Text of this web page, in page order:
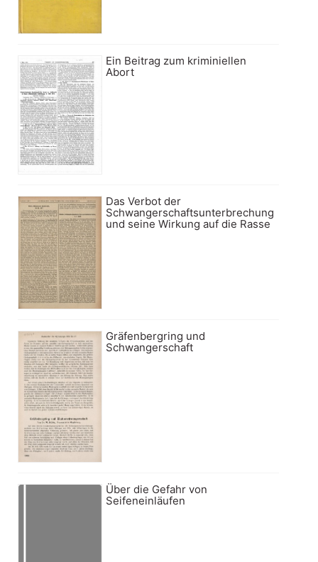
Ein Beitrag zum kriminiellen
Abort
Das Verbot der
Schwangerschaftsunterbrechung
und seine Wirkung auf die Rasse
Gräfenbergring und
Schwangerschaft
Über die Gefahr von
Seifeneinläufen